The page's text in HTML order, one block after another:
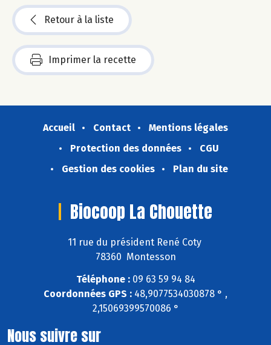
Retour à la liste
Imprimer la recette
Accueil Contact
Mentions légales
Protection des données
CGU
Gestion des cookies
Plan du site
Biocoop La Chouette
11 rue du président René Coty
78360 Montesson
Téléphone :09 63 59 94 84
Coordonnées GPS : 48,9077534030878 ° ,
2,15069399570086 °
Nous suivre sur